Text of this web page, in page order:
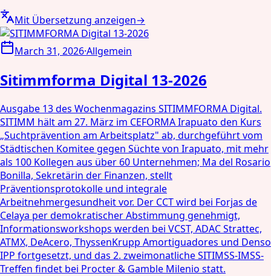
Mit Übersetzung anzeigen→
March 31, 2026·Allgemein
Sitimmforma Digital 13-2026
Ausgabe 13 des Wochenmagazins SITIMMFORMA Digital.
SITIMM hält am 27. März im CEFORMA Irapuato den Kurs
„Suchtprävention am Arbeitsplatz" ab, durchgeführt vom
Städtischen Komitee gegen Süchte von Irapuato, mit mehr
als 100 Kollegen aus über 60 Unternehmen; Ma del Rosario
Bonilla, Sekretärin der Finanzen, stellt
Präventionsprotokolle und integrale
Arbeitnehmergesundheit vor. Der CCT wird bei Forjas de
Celaya per demokratischer Abstimmung genehmigt,
Informationsworkshops werden bei VCST, ADAC Strattec,
ATMX, DeAcero, ThyssenKrupp Amortiguadores und Denso
IPP fortgesetzt, und das 2. zweimonatliche SITIMSS-IMSS-
Treffen findet bei Procter & Gamble Milenio statt.